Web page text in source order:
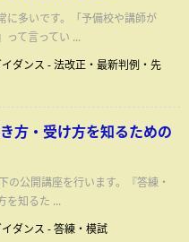
に多いです。「予備校や講師が
て言ってい ...
ダンス -法改正・最新判例・先
方・受け方を知るための
の公開講座を行います。『答練・
を知るた ...
ダンス -答練・模試